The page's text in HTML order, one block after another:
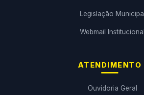
Legislação Municipal
Webmail Institucional
ATENDIMENTO
Ouvidoria Geral